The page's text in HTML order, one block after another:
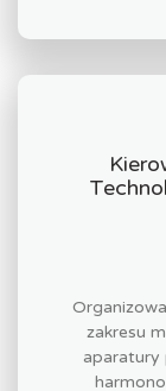
zakresu
aparatury